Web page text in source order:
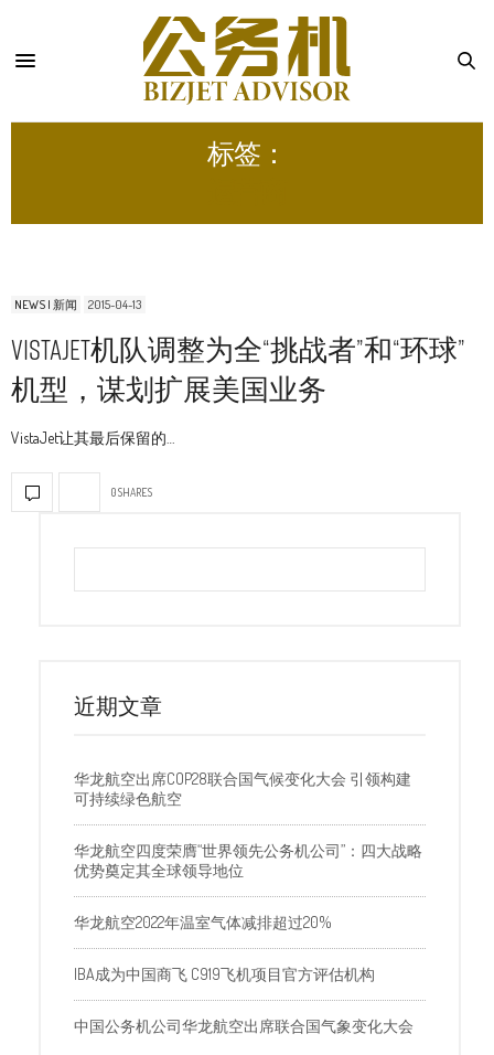
标签：
NEWS | 新闻 2015-04-13
VistaJet机队调整为全“挑战者”和“环球”
机型，谋划扩展美国业务
VistaJet让其最后保留的…
0 SHARES
近期文章
华龙航空出席COP28联合国气候变化大会 引领构建
可持续绿色航空
华龙航空四度荣膺“世界领先公务机公司”：四大战略
优势奠定其全球领导地位
华龙航空2022年温室气体减排超过20%
IBA成为中国商飞 C919飞机项目官方评估机构
中国公务机公司华龙航空出席联合国气象变化大会